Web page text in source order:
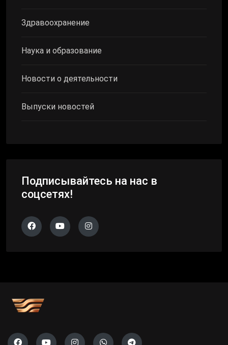
Здравоохранение
Наука и образование
Новости о деятельности
Выпуски новостей
Подписывайтесь на нас в
соцсетях!